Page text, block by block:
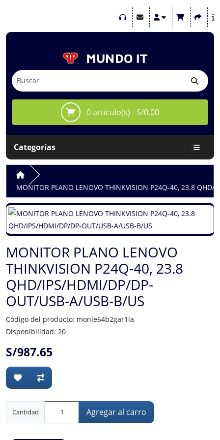
0 artículo(s) - S/0.00
Categorías
MONITOR PLANO LENOVO THINKVISION P24Q-40, 23.8 QHD/
MONITOR PLANO LENOVO
THINKVISION P24Q-40, 23.8
QHD/IPS/HDMI/DP/DP-
OUT/USB-A/USB-B/US
Código del producto: monle64b2gar1la
Disponibilidad: 20
S/987.65
Cantidad Agregar al carro